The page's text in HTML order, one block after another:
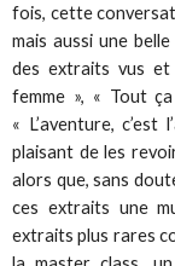
fois, cette
mais aussi une
des extraits vus et
femme », « Tout
« L’aventure,
plaisant de les
alors que, sans
ces extraits une
extraits plus rares